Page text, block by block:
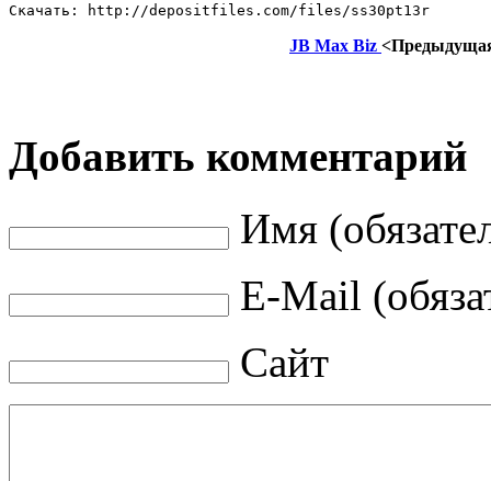
Скачать: http://depositfiles.com/files/ss30pt13r
JB Max Biz
Добавить комментарий
Имя
E-Mail
Сайт